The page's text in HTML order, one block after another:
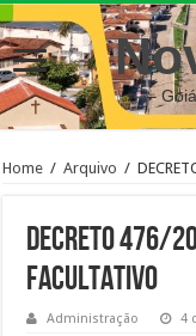
–
Home / Arquivo /
DECRETO 476/
FACULTATIVO
Administração 4